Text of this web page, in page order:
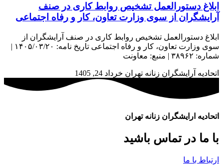
ابلاغ دستورالعمل تشخیص روابط کاری در صنف
آرایشگران از سوی وزارت تعاون، کار و رفاه اجتماعی
ابلاغ دستورالعمل تشخیص روابط کاری در صنف آرایشگران از
سوی وزارت تعاون، کار و رفاه اجتماعی تاریخ نامه: ۱۴۰۵/۰۳/۲۰ |
شماره: ۳۸۹۶۲ | منبع: معاونت
اتحادیه آرایشگران زنانه تهران خرداد 24, 1405
اتحادیه ارایشگران زنانه تهران
با ما در تماس باشید
ارتباط با ما